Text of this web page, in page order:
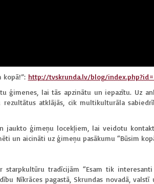
kopā!”: http://tvskrunda.lv/blog/
ģimenes, lai tās apzinātu un iepazītu. Uz
atklājās, cik multikulturāla
ģimeņu locekļiem, lai veidotu
un aicināti uz ģimeņu pasākumu “Būsim
tradīcijām “Esam tik interesanti
Nīkrāces pagastā, Skrundas novadā, valstī